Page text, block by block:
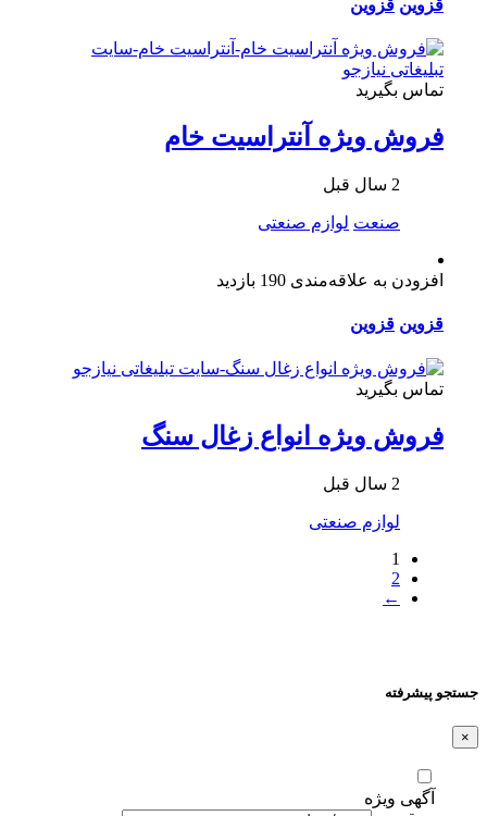
قزوین قزوین
تماس بگیرید
فروش ویژه آنتراسیت خام
2 سال قبل
صنعت لوازم صنعتی
افزودن به علاقه‌مندی 190 بازدید
قزوین قزوین
تماس بگیرید
فروش ویژه انواع زغال سنگ
2 سال قبل
لوازم صنعتی
1
2
←
جستجو پیشرفته
×
آگهی ویژه